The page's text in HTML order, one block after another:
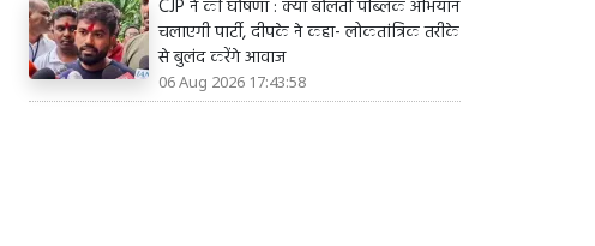
CJP ने की घोषणा : क्या बोलती पब्लिक अभियान
चलाएगी पार्टी, दीपके ने कहा- लोकतांत्रिक तरीके
से बुलंद करेंगे आवाज
06 Aug 2026 17:43:58